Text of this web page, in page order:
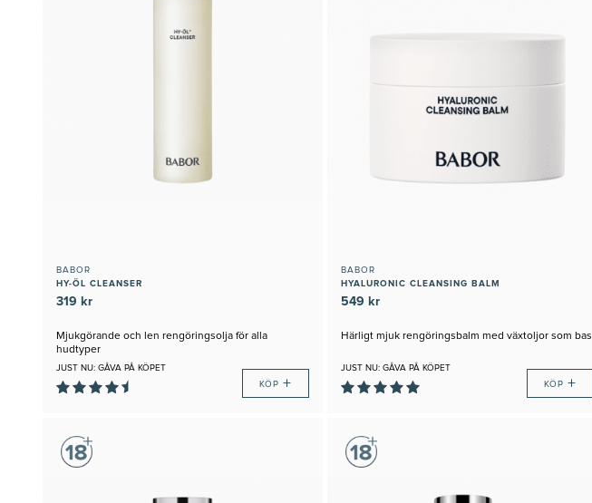
BABOR
HY-ÖL CLEANSER
319 kr
Mjukgörande och len rengöringsolja för alla
hudtyper
JUST NU: GÅVA PÅ KÖPET
KÖP +
BABOR
HYALURONIC CLEANSING BALM
549 kr
Härligt mjuk rengöringsbalm med växtoljor som bas
JUST NU: GÅVA PÅ KÖPET
KÖP +